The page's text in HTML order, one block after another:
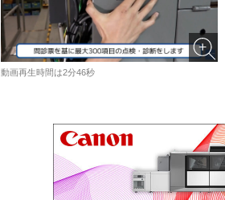
動画再生時間は2分46秒